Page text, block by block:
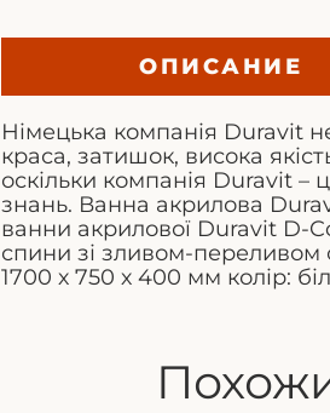
ОПИСАНИЕ
Німецька компанія Duravit
краса, затишок, висока
оскільки компанія Duravit –
знань. Ванна акрилова
ванни акрилової Duravit D-
спини зі зливом-переливом
1700 х 750 х 400 мм колір: